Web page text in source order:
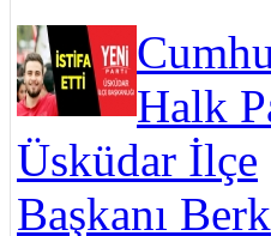
Halk
Üsküdar İlçe
Başkanı Berk